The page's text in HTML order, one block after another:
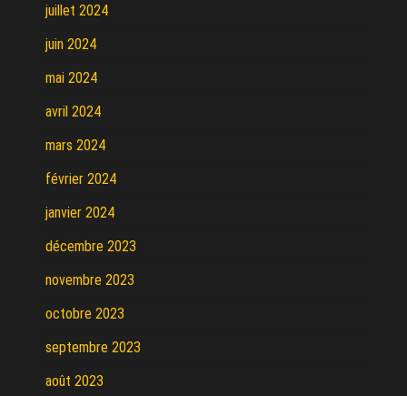
juillet 2024
juin 2024
mai 2024
avril 2024
mars 2024
février 2024
janvier 2024
décembre 2023
novembre 2023
octobre 2023
septembre 2023
août 2023